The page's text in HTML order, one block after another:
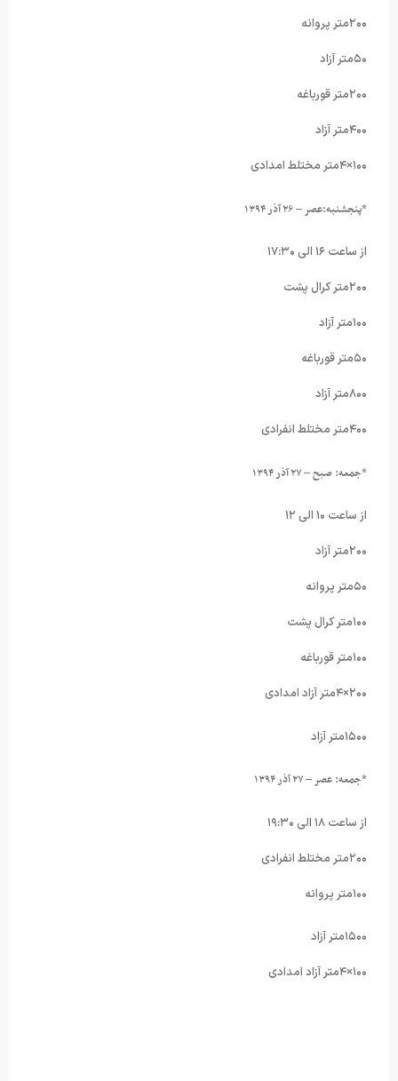
۲۰۰متر پروانه
۵۰متر آزاد
۲۰۰متر قورباغه
۴۰۰متر آزاد
۱۰۰×۴متر مختلط امدادی
*پنجشنبه:عصر – ۲۶ آذر ۱۳۹۴
از ساعت ۱۶ الی ۱۷:۳۰
۲۰۰متر کرال پشت
۱۰۰متر آزاد
۵۰متر قورباغه
۸۰۰متر آزاد
۴۰۰متر مختلط انفرادی
*جمعه: صبح–۲۷ آذر ۱۳۹۴
از ساعت ۱۰ الی ۱۲
۲۰۰متر آزاد
۵۰متر پروانه
۱۰۰متر کرال پشت
۱۰۰متر قورباغه
۲۰۰×۴متر آزاد امدادی
۱۵۰۰متر آزاد
*جمعه: عصر–۲۷ آذر ۱۳۹۴
از ساعت ۱۸ الی ۱۹:۳۰
۲۰۰متر مختلط انفرادی
۱۰۰متر پروانه
۱۵۰۰متر آزاد
۱۰۰×۴متر آزاد امدادی